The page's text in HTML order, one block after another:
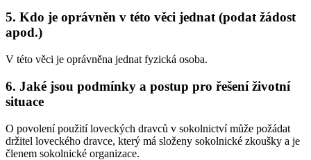
5. Kdo je oprávněn v této věci jednat (podat žádost
apod.)
V této věci je oprávněna jednat fyzická osoba.
6. Jaké jsou podmínky a postup pro řešení životní
situace
O povolení použití loveckých dravců v sokolnictví může požádat
držitel loveckého dravce, který má složeny sokolnické zkoušky a je
členem sokolnické organizace.